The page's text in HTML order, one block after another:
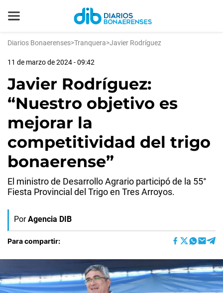
Diarios Bonaerenses>Tranquera>Javier Rodríguez
11 de marzo de 2024 - 09:42
Javier Rodríguez:
“Nuestro objetivo es
mejorar la
competitividad del trigo
bonaerense”
El ministro de Desarrollo Agrario participó de la 55°
Fiesta Provincial del Trigo en Tres Arroyos.
Por Agencia DIB
Para compartir: